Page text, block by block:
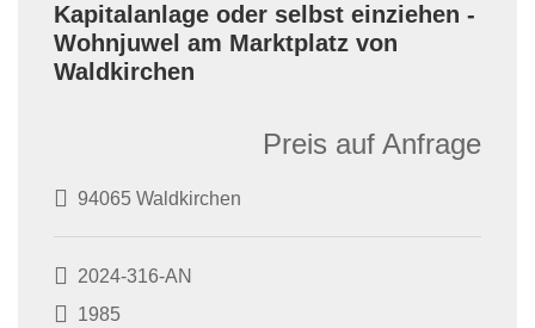
Kapitalanlage oder selbst einziehen -
Wohnjuwel am Marktplatz von
Waldkirchen
94065 Waldkirchen
Preis auf Anfrage
2024-316-AN
1985